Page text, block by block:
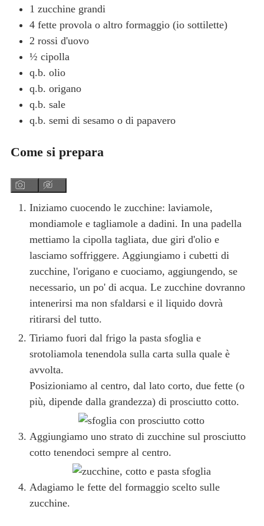
1 zucchine grandi
4 fette provola o altro formaggio (io sottilette)
2 rossi d'uovo
½ cipolla
q.b. olio
q.b. origano
q.b. sale
q.b. semi di sesamo o di papavero
Come si prepara
Iniziamo cuocendo le zucchine: laviamole,
mondiamole e tagliamole a dadini. In una padella
mettiamo la cipolla tagliata, due giri d'olio e
lasciamo soffriggere. Aggiungiamo i cubetti di
zucchine, l'origano e cuociamo, aggiungendo, se
necessario, un po' di acqua. Le zucchine dovranno
intenerirsi ma non sfaldarsi e il liquido dovrà
ritirarsi del tutto.
Tiriamo fuori dal frigo la pasta sfoglia e
srotoliamola tenendola sulla carta sulla quale è
avvolta.
Posizioniamo al centro, dal lato corto, due fette (o
più, dipende dalla grandezza) di prosciutto cotto.
Aggiungiamo uno strato di zucchine sul prosciutto
cotto tenendoci sempre al centro.
Adagiamo le fette del formaggio scelto sulle
zucchine.